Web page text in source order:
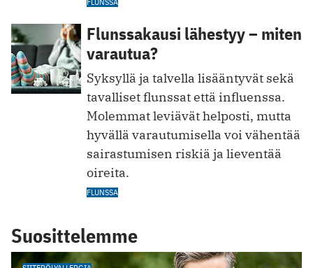
Flunssakausi lähestyy – miten
varautua?
Syksyllä ja talvella lisääntyvät sekä
tavalliset flunssat että influenssa.
Molemmat leviävät helposti, mutta
hyvällä varautumisella voi vähentää
sairastumisen riskiä ja lieventää
oireita.
FLUNSSA
Suosittelemme